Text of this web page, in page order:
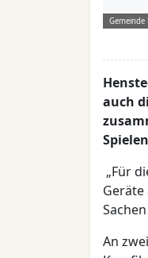
Gemeinde
auch
„Für
An